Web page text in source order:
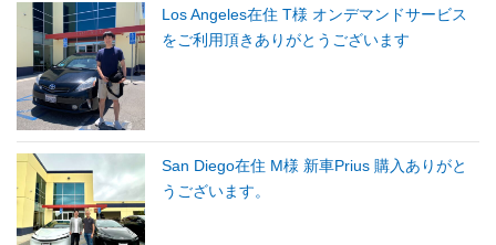
Los Angeles在住 T様 オンデマンドサービス
をご利用頂きありがとうございます
San Diego在住 M様 新車Prius 購入ありがと
うございます。